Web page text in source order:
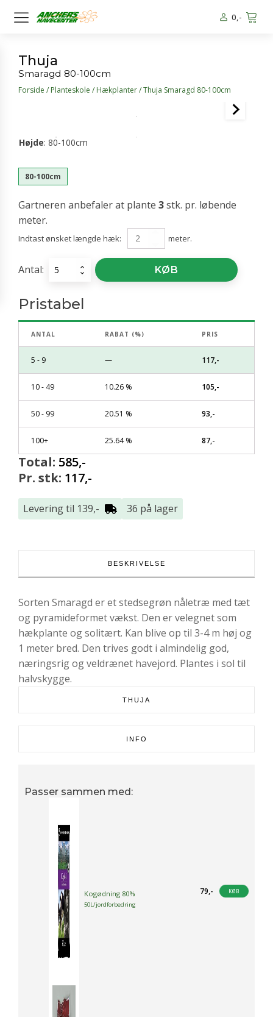
0,-
Forside / Planteskole / Hækplanter/ Thuja Smaragd 80-100cm
Thuja
Smaragd 80-100cm
Højde: 80-100cm
80-100cm
Gartneren anbefaler at plante 3stk. pr. løbende
meter.
Indtast ønsket længde hæk: meter.
Antal:
Thuja
80-
KØB
Pristabel
ANTAL RABAT (%) PRIS
5 - 9 — 117,-
10 - 49 10.26 % 105,-
50 - 99 20.51 % 93,-
100+ 25.64 % 87,-
Total: 585,-
Pr. stk: 117,-
Levering til 139,- 36 på lager
BESKRIVELSE
Sorten Smaragd er et stedsegrøn nåletræ med tæt
og pyramideformet vækst. Den er velegnet som
hækplante og solitært. Kan blive op til 3-4 m høj og
1 meter bred. Den trives godt i almindelig god,
næringsrig og veldrænet havejord. Plantes i sol til
halvskygge.
THUJA
INFO
Passer sammen med:
Kogødning 80%
50L/jordforbedring
79,- KØB